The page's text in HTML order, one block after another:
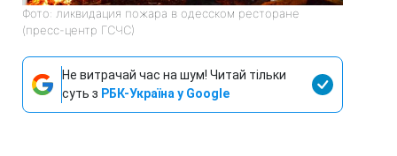
Фото: ликвидация пожара в одесском ресторане
(пресс-центр ГСЧС)
Не витрачай час на шум! Читай тільки
суть з РБК-Україна у Google